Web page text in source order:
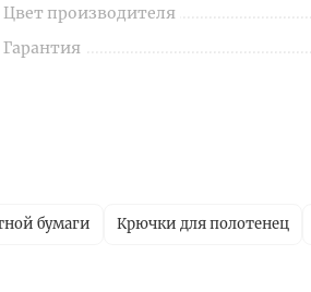
Цвет производителя
Гарантия
бумаги Крючки для полотенец